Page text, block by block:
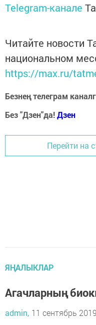
Telegram-канале
Читайте новости
национальном
https://max.ru/
Безнең телеграм
Без "Дзен"да!Дзен
Перейти на
ЯҢАЛЫКЛАР
Агачларның
admin, 11 сентябрь